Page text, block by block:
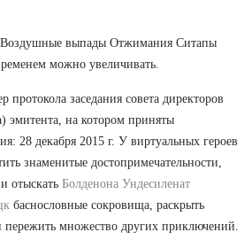
выпады Отжимания Ситапы
можно увеличивать.
протокола заседания совета директоров
эмитента, на котором приняты
28 декабря 2015 г. У виртуальных героев
знаменитые достопримечательности,
отыскать Болденона Ундесиленат
баснословные сокровища, раскрыть
множество других приключений.